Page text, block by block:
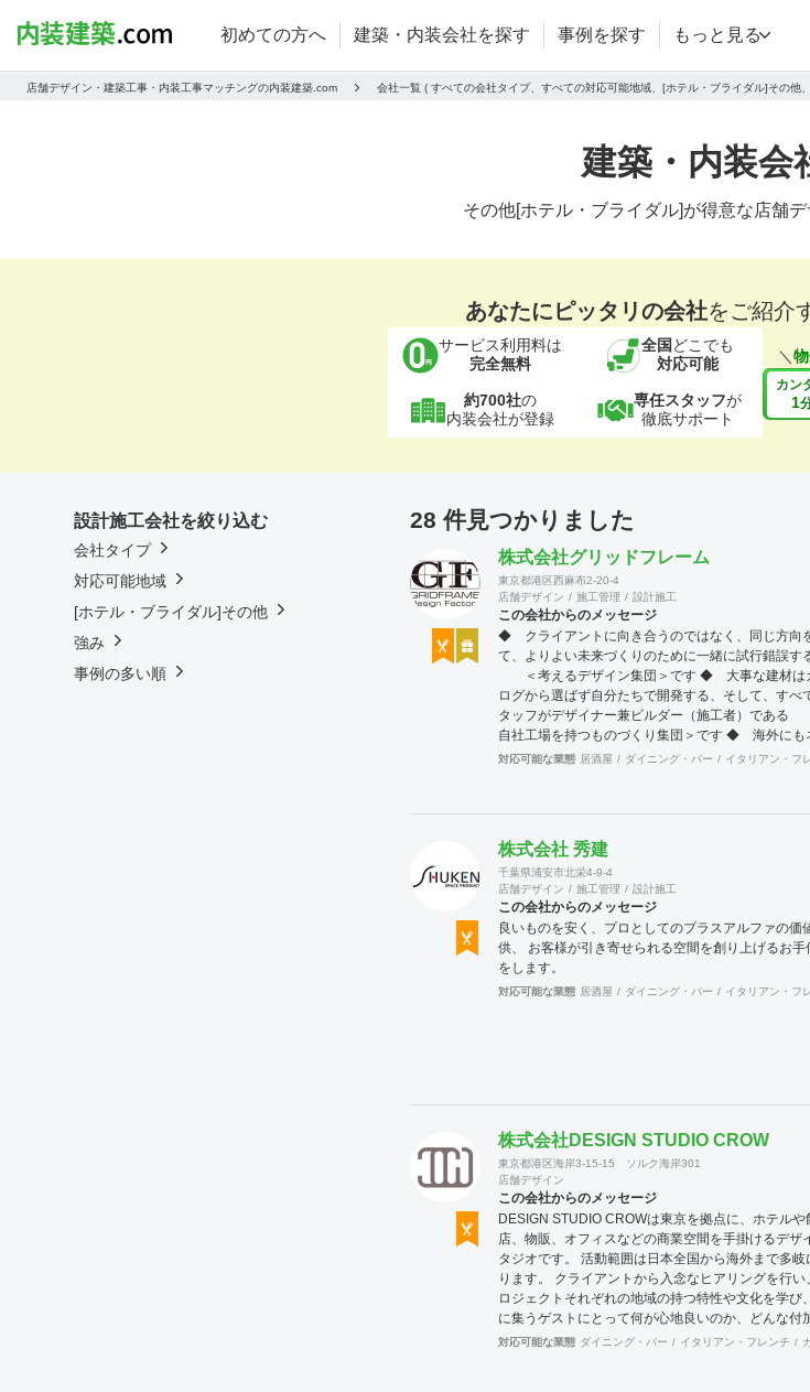
初めての方へ 建築・内装会社を探す 事例を探す もっと見る
店舗デザイン・建築工事・内装工事マッチングの内装建築.com 会社一覧 ( すべての会社タイプ、すべての対応可能地域、[ホテル・ブライダル]その他
建築・内装会
その他[ホテル・ブライダル]が得意な店舗
あなたにピッタリの会社をご紹介
サービス利用料は
完全無料
全国 どこでも
対応可能
約700社の
内装会社が登録
専任スタッフが
徹底サポート
＼
カン
1
28 件見つかりました
株式会社グリッドフレーム
東京都港区西麻布2-20-4
店舗デザイン
施工管理 設計施工
この会社からのメッセージ
◆ クライアントに向き合うのではなく、同じ方向
て、よりよい未来づくりのために一緒に試行錯誤す
＜考えるデザイン集団＞です ◆ 大事な建材は
ログから選ばず自分たちで開発する、そして、すべ
タッフがデザイナー兼ビルダー（施工者）であ
自社工場を持つものづくり集団＞です ◆ 海外にも
トワークを持ち、英語や中国語に堪能なスタッフた
案件、施工案件、造作物制作など、多様な請負形態
が可能で、例えば通常デザイン性とは無縁な特定防
（鉄扉）などにも高いデザイン性を施すことも可能
GRIDFRAME とりかえのきかない空間
https://gridframe.co.jp/ Synes(シネス) 霧のようなや
かな空間 http://synes.jp/ SOTOCHIKU 時間の
取り込む空間 https://sotochiku.com/
対応可能な業態 居酒屋 ダイニング・バー イタリアン・フ
株式会社 秀建
千葉県浦安市北栄4-9-4
店舗デザイン
施工管理 設計施工
この会社からのメッセージ
良いものを安く、プロとしてのプラスアルファの価
供、 お客様が引き寄せられる空間を創り上げるお手
をします。
対応可能な業態 居酒屋 ダイニング・バー イタリアン・フ
株式会社DESIGN STUDIO CROW
東京都港区海岸3-15-15 ソルク海岸301
店舗デザイン
この会社からのメッセージ
DESIGN STUDIO CROWは東京を拠点に、ホテルや
店、物販、オフィスなどの商業空間を手掛けるデザ
タジオです。 活動範囲は日本全国から海外まで多岐
ります。 クライアントから入念なヒアリングを行い
ロジェクトそれぞれの地域の持つ特性や文化を学び
に集うゲストにとって何が心地良いのか、どんな付
が求められているのかを考えて取り組む事を大切に
対応可能な業態 ダイニング・バー イタリアン・フレンチ
設計施工会社を絞り込む
会社タイプ
対応可能地域
[ホテル・ブライダル]その他
強み
事例の多い順